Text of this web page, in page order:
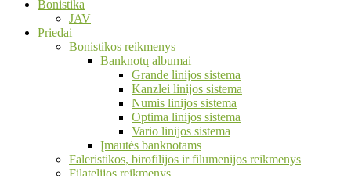
Bonistika
JAV
Priedai
Bonistikos reikmenys
Banknotų albumai
Grande linijos sistema
Kanzlei linijos sistema
Numis linijos sistema
Optima linijos sistema
Vario linijos sistema
Įmautės banknotams
Faleristikos, birofilijos ir filumenijos reikmenys